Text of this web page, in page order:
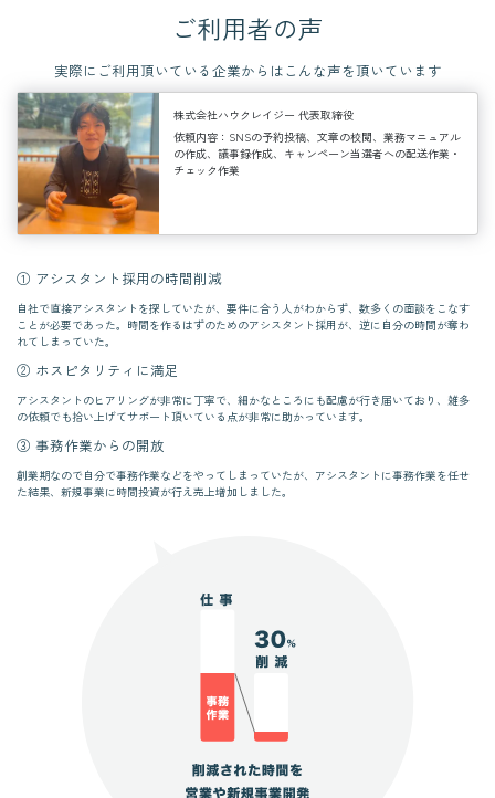
ご利用者の声
実際にご利用頂いている企業からはこんな声を頂いています
株式会社ハウクレイジー 代表取締役
依頼内容： SNSの予約投稿、文章の校閲、業務マニュアル
の作成、議事録作成、キャンペーン当選者への配送作業・
チェック作業
① アシスタント採用の時間削減
自社で直接アシスタントを探していたが、要件に合う人がわからず、数多くの面談をこなす
ことが必要であった。時間を作るはずのためのアシスタント採用が、逆に自分の時間が奪わ
れてしまっていた。
② ホスピタリティに満足
アシスタントのヒアリングが非常に丁寧で、細かなところにも配慮が行き届いており、雑多
の依頼でも拾い上げてサポート頂いている点が非常に助かっています。
③ 事務作業からの開放
創業期なので自分で事務作業などをやってしまっていたが、アシスタントに事務作業を任せ
た結果、新規事業に時間投資が行え売上増加しました。